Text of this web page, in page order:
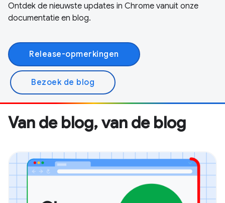
Ontdek de nieuwste updates in Chrome vanuit onze
documentatie en blog.
Release-opmerkingen
Bezoek de blog
Van de blog, van de blog